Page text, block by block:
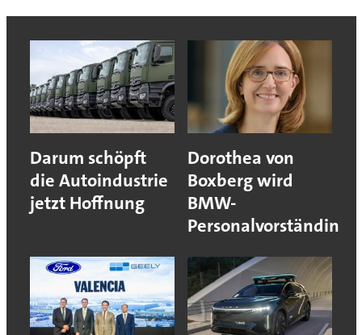
Darum schöpft
die Autoindustrie
jetzt Hoffnung
Dorothea von
Boxberg wird
BMW-
Personalvorständin